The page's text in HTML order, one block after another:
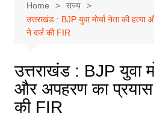
Home
राज्य
उत्तराखंड : BJP युवा मोर्चा नेता की
ने दर्ज की FIR
उत्तराखंड : BJP युवा
और अपहरण का
की FIR